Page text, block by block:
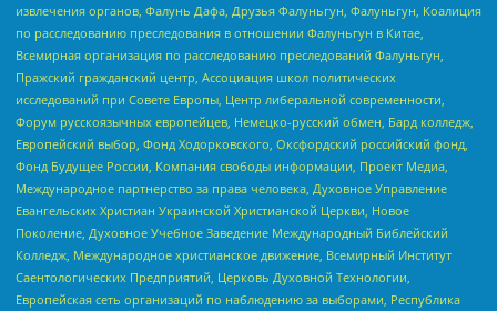
извлечения органов, Фалунь Дафа, Друзья Фалуньгун, Фалуньгун, Коалиция
по расследованию преследования в отношении Фалуньгун в Китае,
Всемирная организация по расследованию преследований Фалуньгун,
Пражский гражданский центр, Ассоциация школ политических
исследований при Совете Европы, Центр либеральной современности,
Форум русскоязычных европейцев, Немецко-русский обмен, Бард колледж,
Европейский выбор, Фонд Ходорковского, Оксфордский российский фонд,
Фонд Будущее России, Компания свободы информации, Проект Медиа,
Международное партнерство за права человека, Духовное Управление
Евангельских Христиан Украинской Христианской Церкви, Новое
Поколение, Духовное Учебное Заведение Международный Библейский
Колледж, Международное христианское движение, Всемирный Институт
Саентологических Предприятий, Церковь Духовной Технологии,
Европейская сеть организаций по наблюдению за выборами, Республика